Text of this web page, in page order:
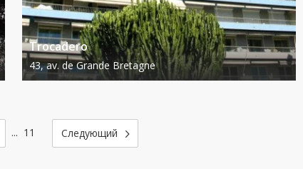
Trocadero
43, av. de Grande Bretagne
... 11